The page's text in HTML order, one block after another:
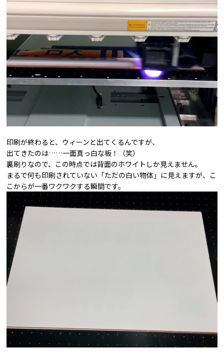
印刷が終わると、ウィーンと出てくるんですが、
出てきたのは……一面真っ白な板！（笑）
裏刷りなので、この時点では背面のホワイトしか見えません。
まるで何も印刷されていない「ただの白い物体」に見えますが、こ
こからが一番ワクワクする瞬間です。